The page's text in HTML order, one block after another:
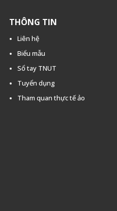
THÔNG TIN
Liên hệ
Biểu mẫu
Sổ tay TNUT
Tuyển dụng
Tham quan thực tế ảo